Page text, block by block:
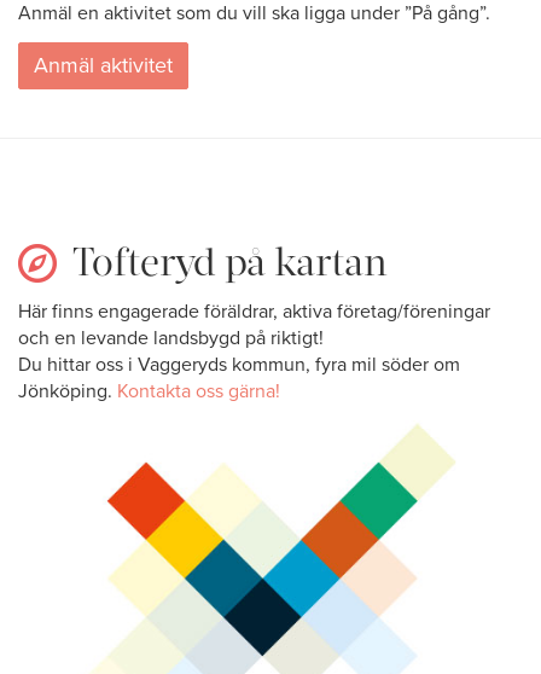
Anmäl en aktivitet som du vill ska ligga under ”På gång”.
Anmäl aktivitet
Tofteryd på kartan
Här finns engagerade föräldrar, aktiva företag/föreningar
och en levande landsbygd på riktigt!
Du hittar oss i Vaggeryds kommun, fyra mil söder om
Jönköping. Kontakta oss gärna!